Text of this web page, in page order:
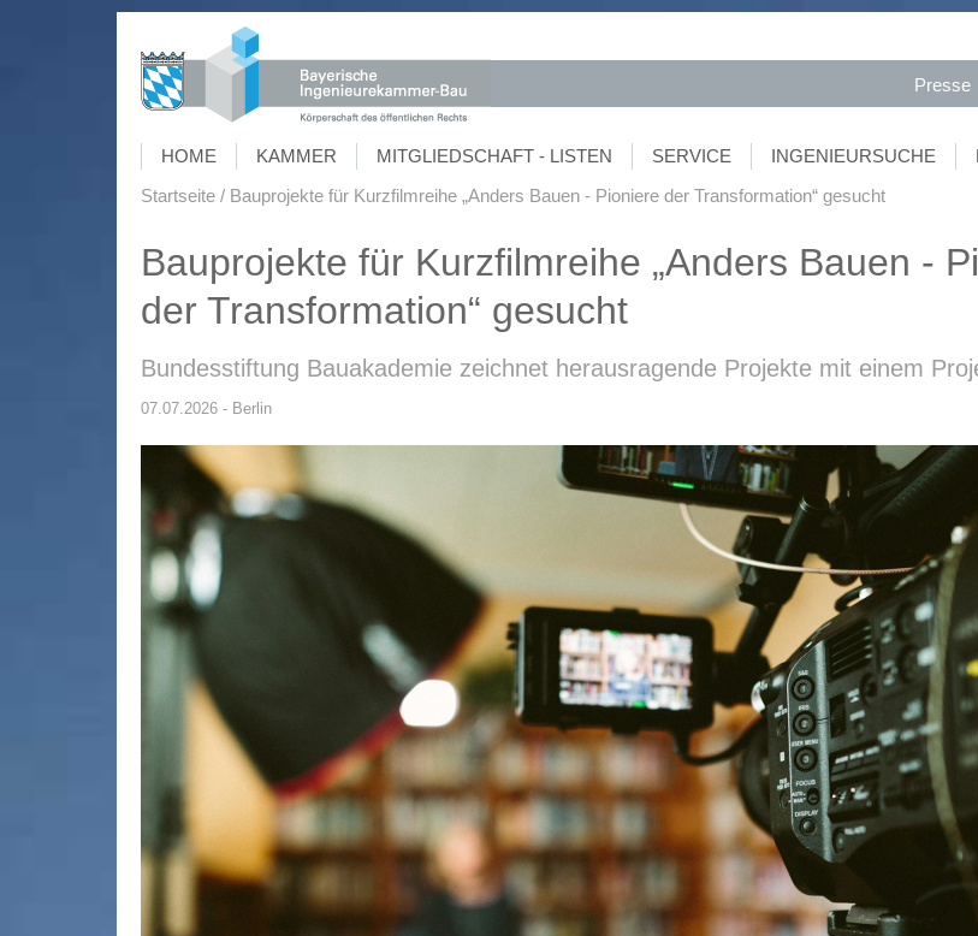
Presse
HOME KAMMER MITGLIEDSCHAFT - LISTEN SERVICE INGENIEURSUCHE
Startseite
Bauprojekte für Kurzfilmreihe „Anders Bauen - Pioniere der Transformation“ gesucht
Bauprojekte für Kurzfilmreihe „Anders Bauen -
der Transformation“ gesucht
Bundesstiftung Bauakademie zeichnet herausragende Projekte mit einem
07.07.2026 - Berlin